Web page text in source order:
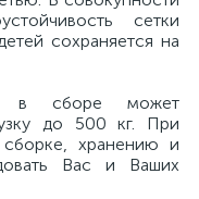
сетки
сохраняется на
в сборе может
до 500 кг. При
хранению и
Вас и Ваших